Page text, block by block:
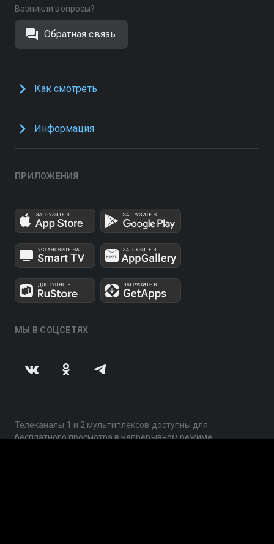
Возникли вопросы?
Обратная связь
Как смотреть
Информация
ПРИЛОЖЕНИЯ
МЫ В СОЦСЕТЯХ
Телеканалы 1 и 2 мультиплексов доступны для
бесплатного просмотра в непрерывном режиме,